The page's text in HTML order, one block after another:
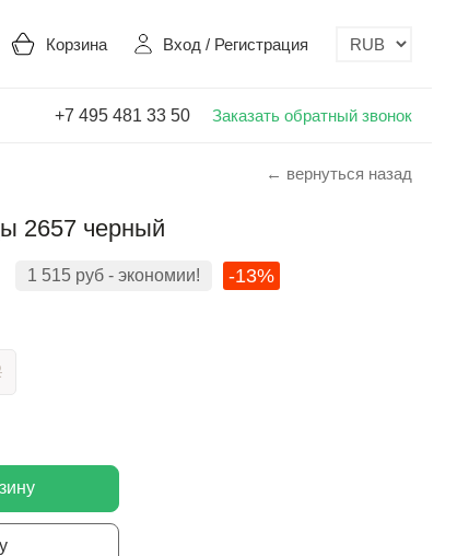
Корзина Вход / Регистрация
+7 495 481 33 50 Заказать обратный звонок
← вернуться назад
2657 черный
1 515 руб - экономии! -13%